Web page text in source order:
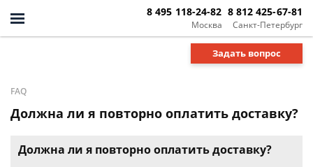
Москва
8 495 118-24-82
Санкт-Петербург
8 812 425-67-81
Задать вопрос
FAQ
Должна ли я повторно оплатить доставку?
Должна ли я повторно оплатить доставку?